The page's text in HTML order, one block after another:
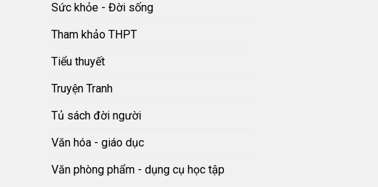
Sức khỏe - Đời sống
Tham khảo THPT
Tiểu thuyết
Truyện Tranh
Tủ sách đời người
Văn hóa - giáo dục
Văn phòng phẩm - dụng cụ học tập